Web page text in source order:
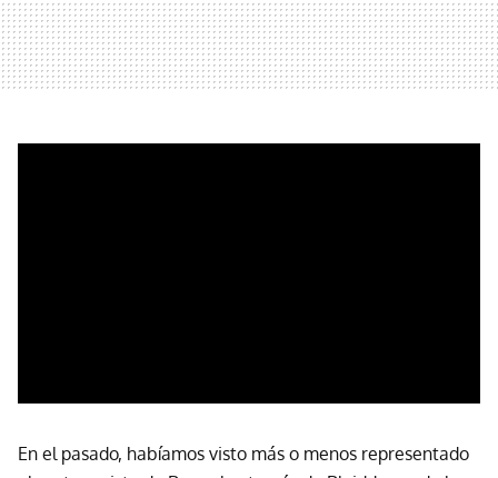
En el pasado, habíamos visto más o menos representado